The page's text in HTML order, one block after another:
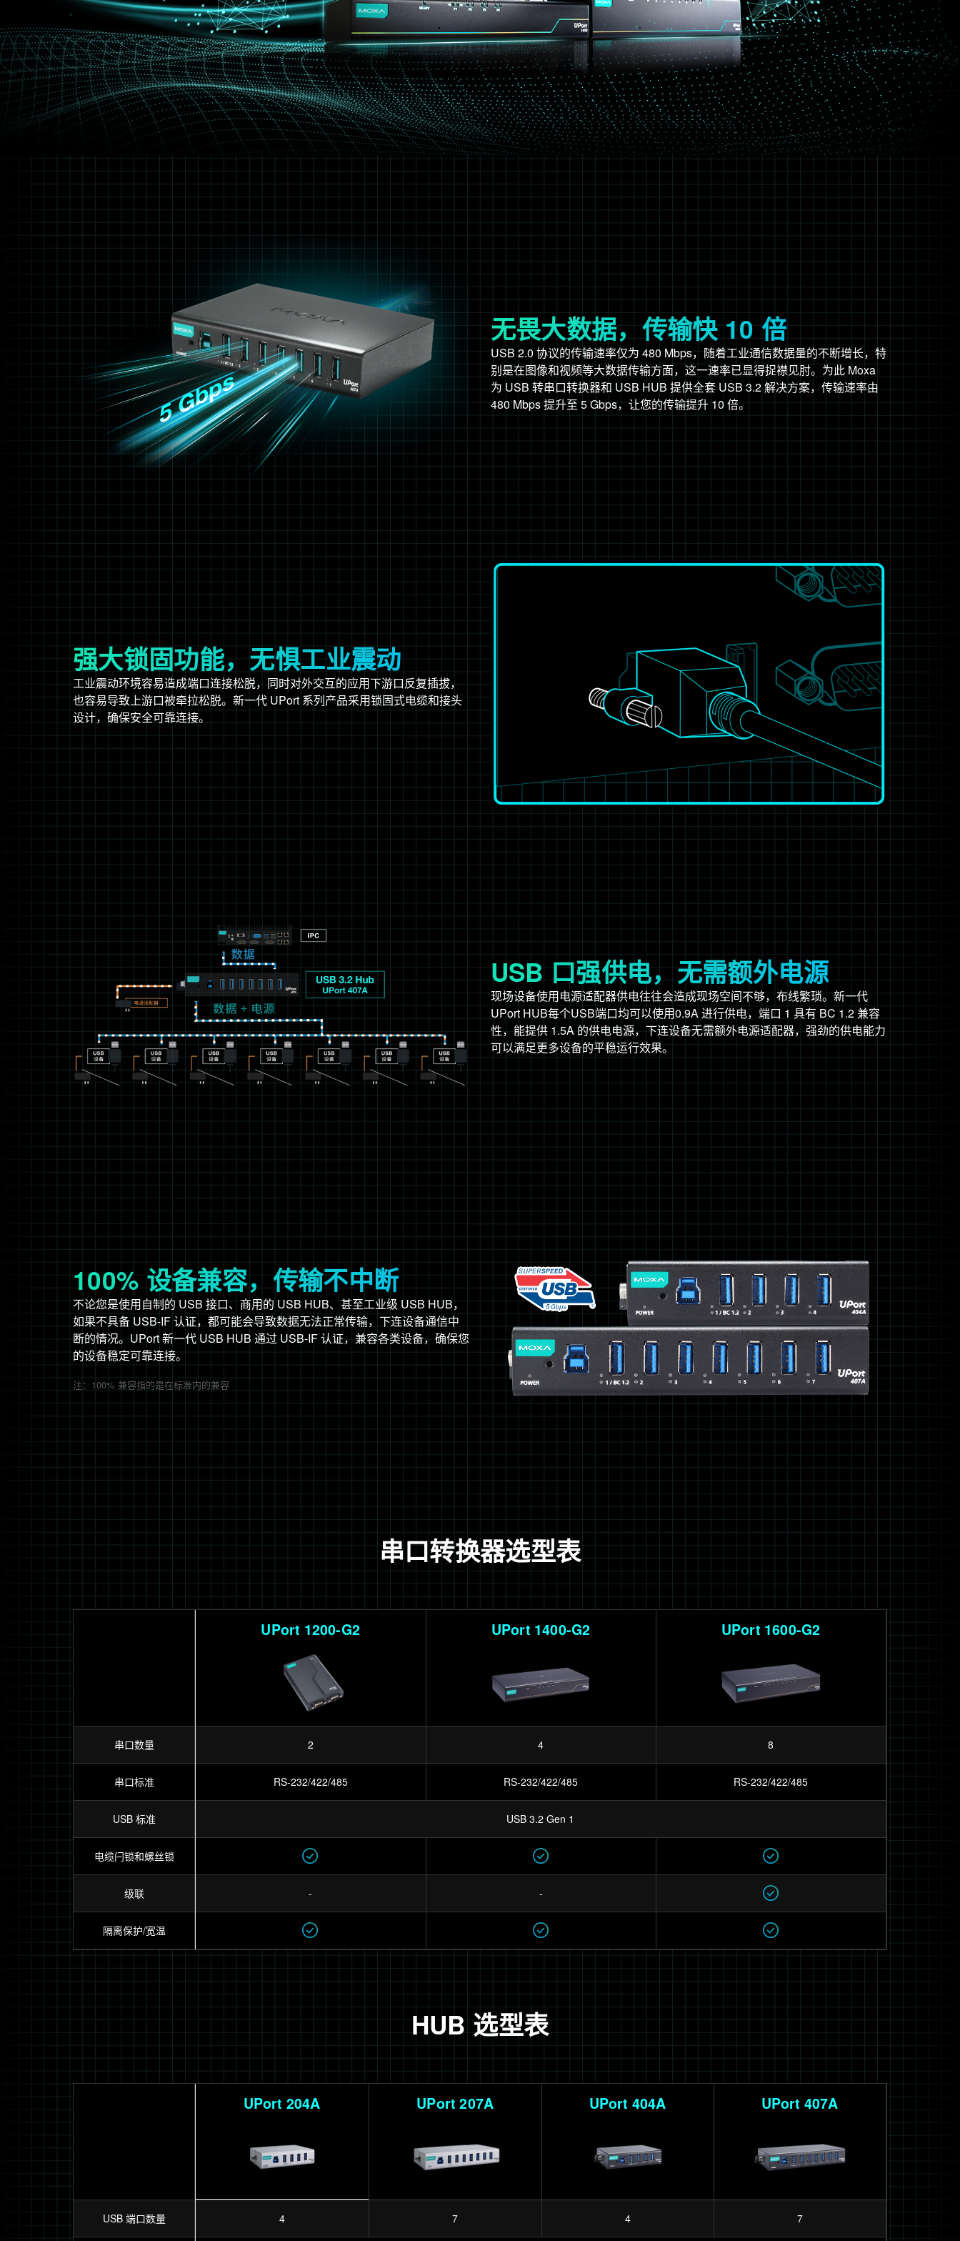
无畏大数据，传输快 10 倍
USB 2.0 协议的传输速率仅为 480 Mbps，随着工业通信数据量的不断增长，特
别是在图像和视频等大数据传输方面，这一速率已显得捉襟见肘。为此 Moxa
为 USB 转串口转换器和 USB HUB 提供全套 USB 3.2 解决方案，传输速率由
480 Mbps 提升至 5 Gbps，让您的传输提升 10 倍。
强大锁固功能，无惧工业震动
工业震动环境容易造成端口连接松脱，同时对外交互的应用下游口反复插拔，
也容易导致上游口被牵拉松脱。新一代 UPort 系列产品采用锁固式电缆和接头
设计，确保安全可靠连接。
USB 口强供电，无需额外电源
现场设备使用电源适配器供电往往会造成现场空间不够，布线繁琐。新一代
UPort HUB每个USB端口均可以使用0.9A 进行供电，端口 1 具有 BC 1.2 兼容
性，能提供 1.5A 的供电电源，下连设备无需额外电源适配器，强劲的供电能力
可以满足更多设备的平稳运行效果。
100% 设备兼容，传输不中断
不论您是使用自制的 USB 接口、商用的 USB HUB、甚至工业级 USB HUB，
如果不具备 USB-IF 认证，都可能会导致数据无法正常传输，下连设备通信中
断的情况。UPort 新一代 USB HUB 通过 USB-IF 认证，兼容各类设备，确保您
的设备稳定可靠连接。
注：100% 兼容指的是在标准内的兼容
串口转换器选型表
串口数量
串口标准
USB 标准
电缆闩锁和螺丝锁
级联
隔离保护/宽温
UPort 1200-G2 UPort 1400-G2 UPort 1600-G2
2 4 8
RS-232/422/485 RS-232/422/485 RS-232/422/485
USB 3.2 Gen 1
- -
HUB 选型表
USB 端口数量
UPort 204A UPort 207A UPort 404A UPort 407A
4 7 4 7